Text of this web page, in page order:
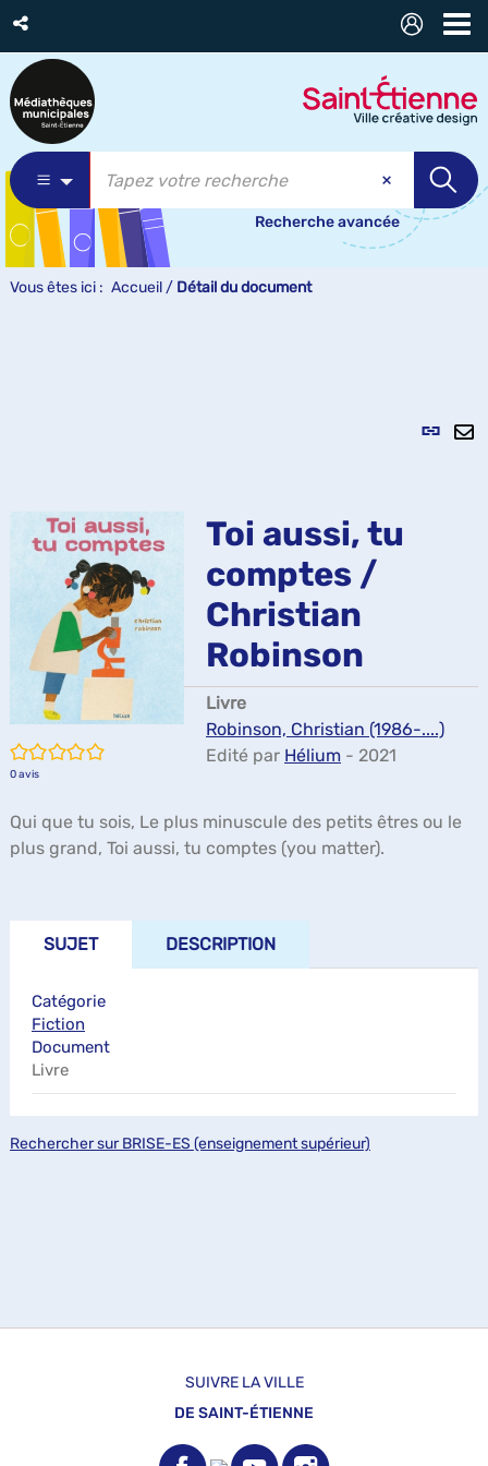
Recherche avancée
Vous êtes ici : Accueil / Détail du document
Lien
/5
0avis
Toi aussi, tu
comptes /
Christian
Robinson
Livre
Robinson, Christian (1986-....)
Edité par Hélium - 2021
Qui que tu sois, Le plus minuscule des petits êtres ou le
plus grand, Toi aussi, tu comptes (you matter).
SUJET DESCRIPTION
Catégorie
Fiction
Document
Livre
Rechercher sur BRISE-ES (enseignement supérieur)
SUIVRE LA VILLE
DE SAINT-ÉTIENNE